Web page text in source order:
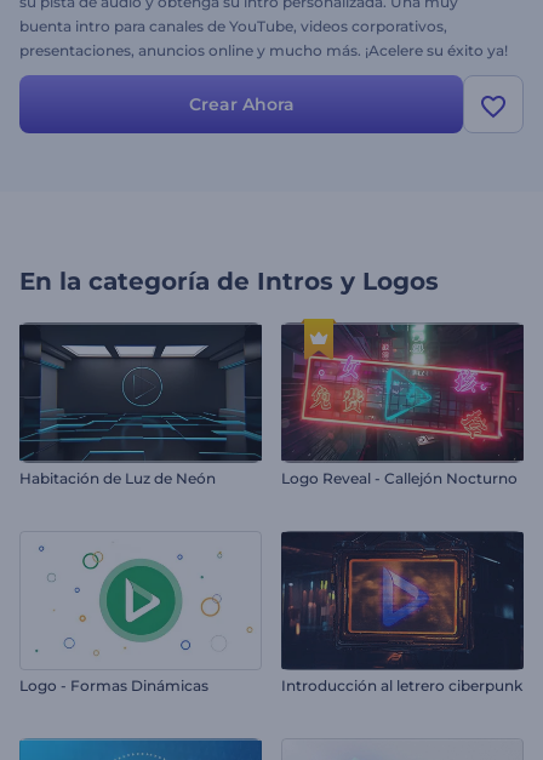
buenta intro para canales de YouTube, videos corporativos,
presentaciones, anuncios online y mucho más. ¡Acelere su éxito ya!
Crear Ahora
En la categoría de Intros y Logos
Habitación de Luz de Neón Logo Reveal - Callejón Nocturno
Logo - Formas Dinámicas Introducción al letrero ciberpunk